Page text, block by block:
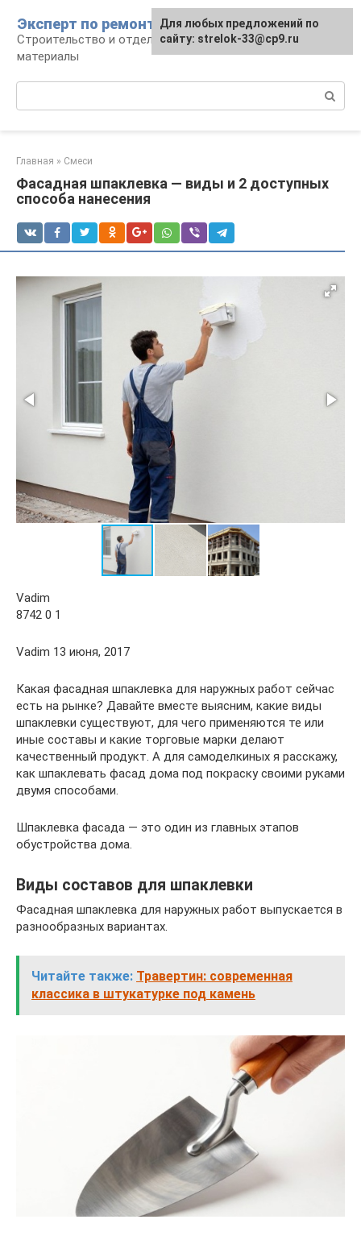
контенту
Эксперт по ремонту
Строительство и отделка: работы и
материалы
Главная » Смеси
Фасадная шпаклевка — виды и 2 доступных
способа нанесения
Vadim
8742 0 1
Vadim 13 июня, 2017
Какая фасадная шпаклевка для наружных работ сейчас
есть на рынке? Давайте вместе выясним, какие виды
шпаклевки существуют, для чего применяются те или
иные составы и какие торговые марки делают
качественный продукт. А для самоделкиных я расскажу,
как шпаклевать фасад дома под покраску своими руками
двумя способами.
Шпаклевка фасада — это один из главных этапов
обустройства дома.
Виды составов для шпаклевки
Фасадная шпаклевка для наружных работ выпускается в
разнообразных вариантах.
Читайте также: Травертин: современная
классика в штукатурке под камень
Для любых предложений по
сайту: strelok-33@cp9.ru
Для любых предложений по
сайту: strelok-33@cp9.ru